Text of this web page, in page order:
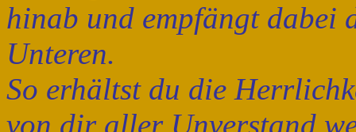
hinab und empfängt dabei
Unteren.
So erhältst du die
von dir aller Unverstand